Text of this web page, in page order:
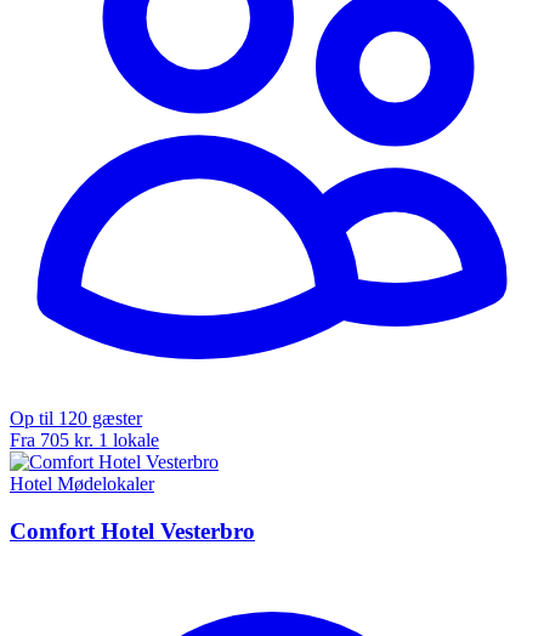
Op til 120 gæster
Fra 705 kr. 1 lokale
Hotel Mødelokaler
Comfort Hotel Vesterbro